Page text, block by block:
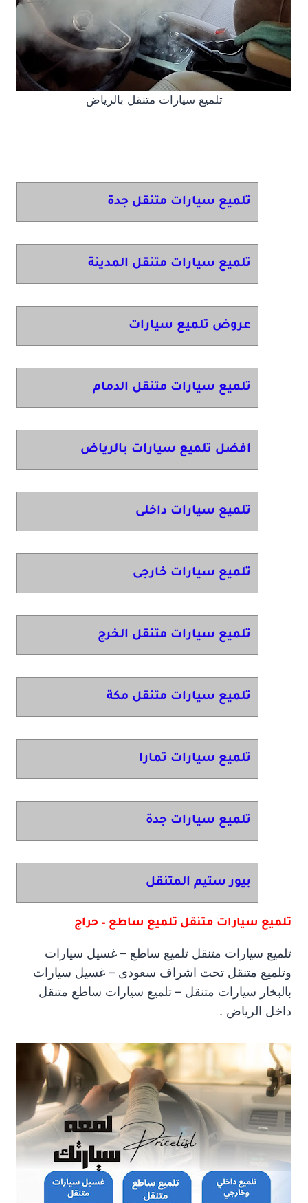
تلميع سيارات متنقل بالرياض
تلميع سيارات متنقل جدة
تلميع سيارات متنقل المدينة
عروض تلميع سيارات
تلميع سيارات متنقل الدمام
افضل تلميع سيارات بالرياض
تلميع سيارات داخلى
تلميع سيارات خارجى
تلميع سيارات متنقل الخرج
تلميع سيارات متنقل مكة
تلميع سيارات تمارا
تلميع سيارات جدة
بيور ستيم المتنقل
تلميع سيارات متنقل تلميع ساطع – حراج
تلميع سيارات متنقل تلميع ساطع – غسيل سيارات
وتلميع متنقل تحت اشراف سعودى – غسيل سيارات
بالبخار سيارات متنقل – تلميع سيارات ساطع متنقل
داخل الرياض .